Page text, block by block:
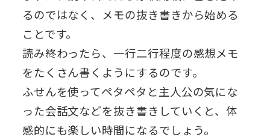
るのではなく、メモの抜き書きから始める
ことです。
読み終わったら、一行二行程度の感想メモ
をたくさん書くようにするのです。
ふせんを使ってペタペタと主人公の気にな
った会話文などを抜き書きしていくと、体
感的にも楽しい時間になるでしょう。